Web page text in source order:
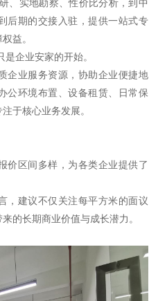
、实地勘察、性价比分析，到中
后期的交接入驻，提供一站式专
益。
企业安家的开始。
企业服务资源，协助企业便捷地
公环境布置、设备租赁、日常保
于核心业务发展。
价区间多样，为各类企业提供了
，建议不仅关注每平方米的面议
的长期商业价值与成长潜力。